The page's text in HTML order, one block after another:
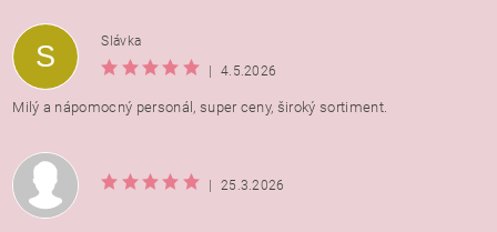
Vložením hodnotenie súhlasíte s
osobných údajov
S
Slávka
|
4.5.2026
Milý a nápomocný personál, super ceny, široký sortiment.
| 25.3.2026